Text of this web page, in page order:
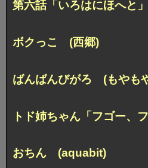
第六話「いろはにほへと
ボクっこ (西郷)
ばんばんびがろ (もやも
トド姉ちゃん「フゴー、
おちん (aquabit)